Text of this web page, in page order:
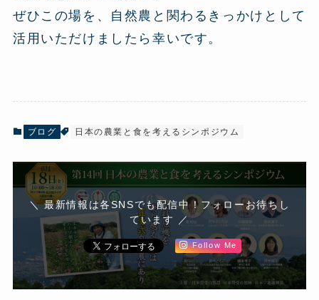
ぜひこの場を、自然農と関わるきっかけとして
活用いただけましたら幸いです。
ブログ 日本の農業と食を考えるシンポジウム
＼ 最新情報は各SNSでも配信中！フォローお待ちし
ています ／
Follow Me